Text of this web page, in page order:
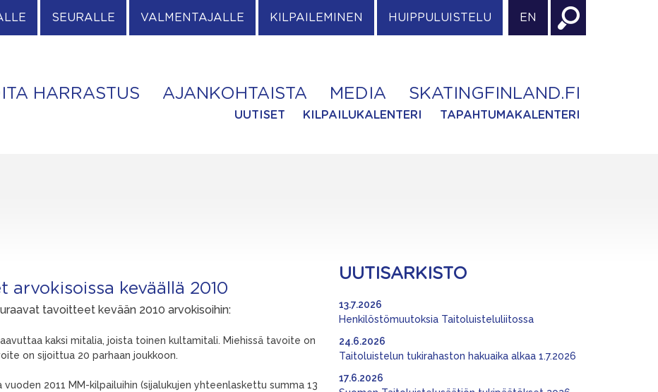
SEURALLE VALMENTAJALLE KILPAILEMINEN HUIPPULUISTELU EN
HARRASTUS AJANKOHTAISTA MEDIA SKATINGFINLAND.FI
UUTISET KILPAILUKALENTERI TAPAHTUMAKALENTERI
keväällä 2010
tavoitteet kevään 2010 arvokisoihin:
kaksi mitalia, joista toinen kultamitali. Miehissä tavoite on
on sijoittua 20 parhaan joukkoon.
2011 MM-kilpailuihin (sijalukujen yhteenlaskettu summa 13
UUTISARKISTO
Henkilöstömuutoksia Taitoluisteluliitossa
13.7.2026
Taitoluistelun tukirahaston hakuaika alkaa 1.7.2026
24.6.2026
17.6.2026